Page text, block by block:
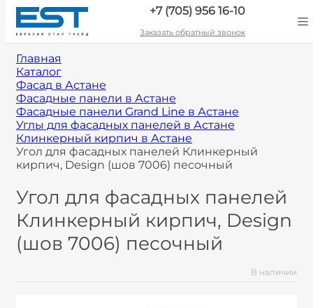
+7 (705) 956 16-10
Заказать обратный звонок
Главная
Каталог
Фасад в Астане
Фасадные панели в Астане
Фасадные панели Grand Line в Астане
Углы для фасадных панелей в Астане
Клинкерный кирпич в Астане
Угол для фасадных панелей Клинкерный
кирпич, Design (шов 7006) песочный
Угол для фасадных панелей
Клинкерный кирпич, Design
(шов 7006) песочный
В наличии